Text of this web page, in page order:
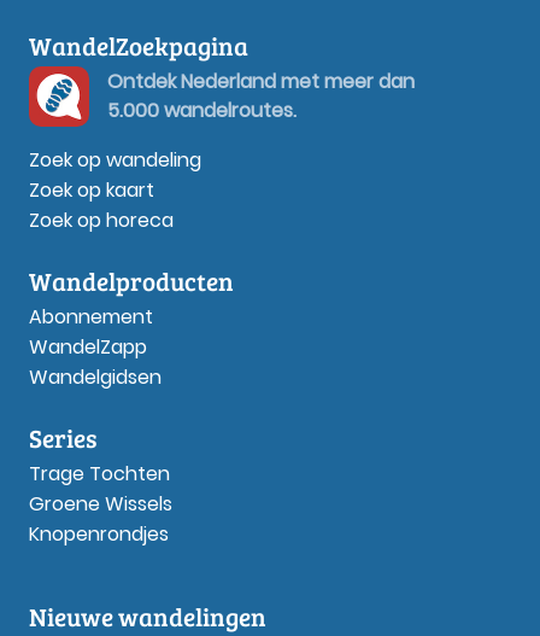
WandelZoekpagina
Ontdek Nederland met meer dan
5.000 wandelroutes.
Zoek op wandeling
Zoek op kaart
Zoek op horeca
Wandelproducten
Abonnement
WandelZapp
Wandelgidsen
Series
Trage Tochten
Groene Wissels
Knopenrondjes
Nieuwe wandelingen